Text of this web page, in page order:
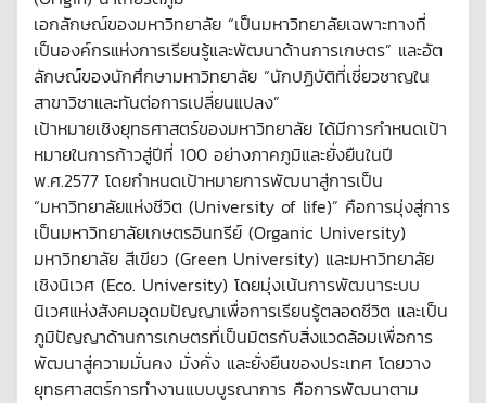
เอกลักษณ์ของมหาวิทยาลัย “เป็นมหาวิทยาลัยเฉพาะทางที่
เป็นองค์กรแห่งการเรียนรู้และพัฒนาด้านการเกษตร” และอัต
ลักษณ์ของนักศึกษามหาวิทยาลัย “นักปฏิบัติที่เชี่ยวชาญใน
สาขาวิชาและทันต่อการเปลี่ยนแปลง”
เป้าหมายเชิงยุทธศาสตร์ของมหาวิทยาลัย ได้มีการกำหนดเป้า
หมายในการก้าวสู่ปีที่ 100 อย่างภาคภูมิและยั่งยืนในปี
พ.ศ.2577 โดยกำหนดเป้าหมายการพัฒนาสู่การเป็น
“มหาวิทยาลัยแห่งชีวิต (University of life)” คือการมุ่งสู่การ
เป็นมหาวิทยาลัยเกษตรอินทรีย์ (Organic University)
มหาวิทยาลัย สีเขียว (Green University) และมหาวิทยาลัย
เชิงนิเวศ (Eco. University) โดยมุ่งเน้นการพัฒนาระบบ
นิเวศแห่งสังคมอุดมปัญญาเพื่อการเรียนรู้ตลอดชีวิต และเป็น
ภูมิปัญญาด้านการเกษตรที่เป็นมิตรกับสิ่งแวดล้อมเพื่อการ
พัฒนาสู่ความมั่นคง มั่งคั่ง และยั่งยืนของประเทศ โดยวาง
ยุทธศาสตร์การทำงานแบบบูรณาการ คือการพัฒนาตาม